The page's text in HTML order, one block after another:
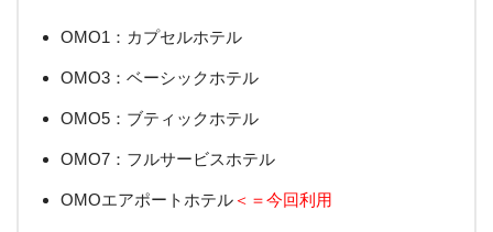
OMO1：カプセルホテル
OMO3：ベーシックホテル
OMO5：ブティックホテル
OMO7：フルサービスホテル
OMOエアポートホテル ＜＝今回利用